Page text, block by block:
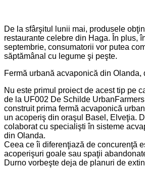
De la sfârşitul lunii mai, produsele
restaurante celebre din Haga. În plus,
septembrie, consumatorii vor putea
săptămânal cu legume şi peşte.
Fermă urbană acvaponică din Olanda,
Nu este primul proiect de acest tip pe
de la UF002 De Schilde
construit prima fermă acvaponică
un acoperiş din oraşul Basel, Elveţia.
colaborat cu specialişti în sisteme
din Olanda.
Ceea ce îi diferenţiază de concurenţă
acoperişuri goale sau spaţii
Durno vorbeşte deja de planuri de